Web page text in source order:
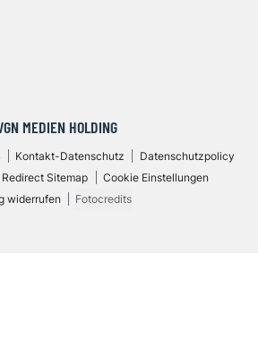
MEDIEN HOLDING
Kontakt-Datenschutz
Datenschutzpolicy
Redirect Sitemap
Cookie Einstellungen
widerrufen
Fotocredits